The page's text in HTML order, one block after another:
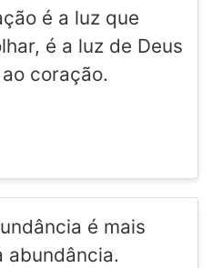
é a luz que
é a luz de Deus
coração.
é mais
abundância.